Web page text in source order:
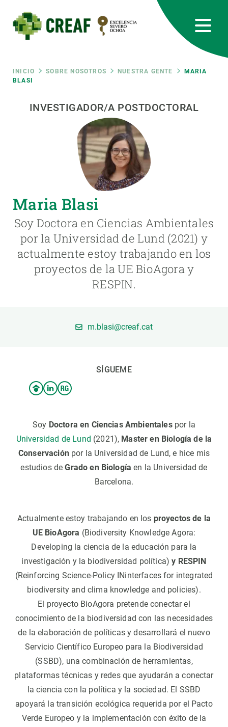
contenido
principal
Ruta
de
navegación
INICIO SOBRE NOSOTROS NUESTRA GENTE
MARIA
BLASI
INVESTIGADOR/A POSTDOCTORAL
Maria Blasi
Soy Doctora en Ciencias Ambientales
por la Universidad de Lund (2021) y
actualmente estoy trabajando en los
proyectos de la UE BioAgora y
RESPIN.
m.blasi@creaf.cat
SÍGUEME
Soy Doctora en Ciencias Ambientales por la
Universidad de Lund (2021), Master en Biología de la
Conservación por la Universidad de Lund, e hice mis
estudios deGrado en Biologíaen la Universidad de
Barcelona.
Actualmente estoy trabajando en los proyectos de la
UE BioAgora (Biodiversity Knowledge Agora:
Developing la ciencia de la educación para la
investigación y la biodiversidad política) y RESPIN
(Reinforcing Science-Policy INinterfaces for integrated
biodiversity and clima knowledge and policies).
El proyecto BioAgora pretende conectar el
conocimiento de la biodiversidad con las necesidades
de la elaboración de políticas y desarrollará el nuevo
Servicio Científico Europeo para la Biodiversidad
(SSBD), una combinación de herramientas,
plataformas técnicas y redes que ayudarán a conectar
la ciencia con la política y la sociedad. El SSBD
apoyará la transición ecológica requerida por el Pacto
Verde Europeo y la implementación con éxito de la
RRSS
Featured
responsive
Responsive
CIENCIA EN ACCIÓN
ÚNETE A NOSOTROS
PARTICIPA
NOTICIAS Y AGENDA